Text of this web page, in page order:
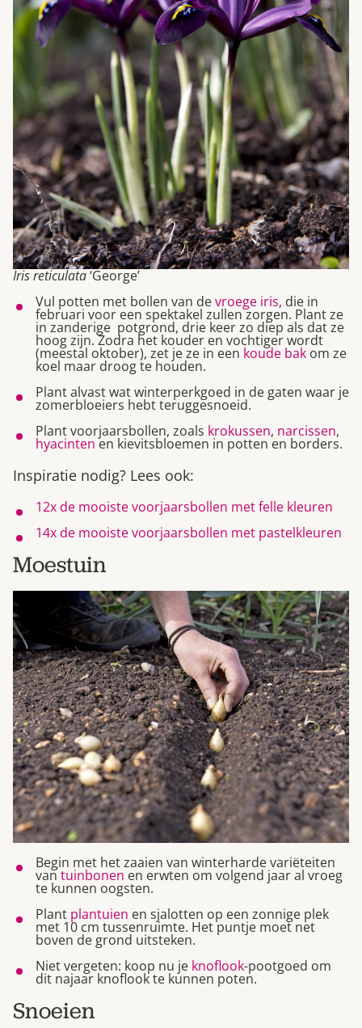
Iris reticulata‘George’
Vul potten met bollen van devroege iris, die in
februari voor een spektakel zullen zorgen. Plant ze
in zanderige potgrond, drie keer zo diep als dat ze
hoog zijn. Zodra het kouder en vochtiger wordt
(meestal oktober), zet je ze in een koude bak om ze
koel maar droog te houden.
Plant alvast wat winterperkgoed in de gaten waar je
zomerbloeiers hebt teruggesnoeid.
Plant voorjaarsbollen, zoals krokussen, narcissen,
hyacintenen kievitsbloemen in potten en borders.
Inspiratie nodig? Lees ook:
12x de mooiste voorjaarsbollen met felle kleuren
14x de mooiste voorjaarsbollen met pastelkleuren
Moestuin
Begin met het zaaien van winterharde variëteiten
vantuinbonen en erwten om volgend jaar al vroeg
te kunnen oogsten.
Plant plantuien en sjalotten op een zonnige plek
met 10 cm tussenruimte. Het puntje moet net
boven de grond uitsteken.
Niet vergeten: koop nu je knoflook-pootgoed om
dit najaar knoflook te kunnen poten.
Snoeien